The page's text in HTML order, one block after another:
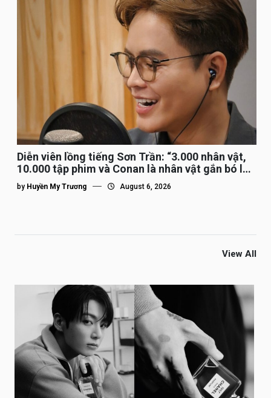
Diễn viên lồng tiếng Sơn Trần: “3.000 nhân vật,
10.000 tập phim và Conan là nhân vật gắn bó lâu
nhất”
by Huyền My Trương August 6, 2026
View All